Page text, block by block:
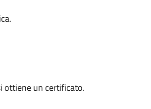
ottiene un certificato.